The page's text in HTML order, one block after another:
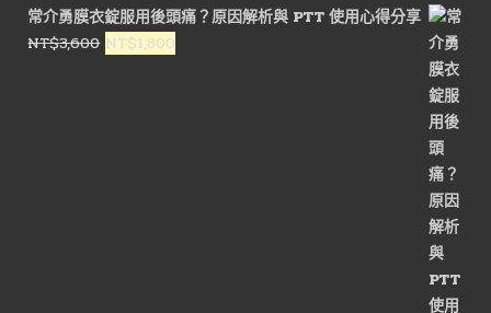
常介勇膜衣錠服用後頭痛？原因解析與 PTT 使用心得分享
NT$3,600 原
NT$1,800